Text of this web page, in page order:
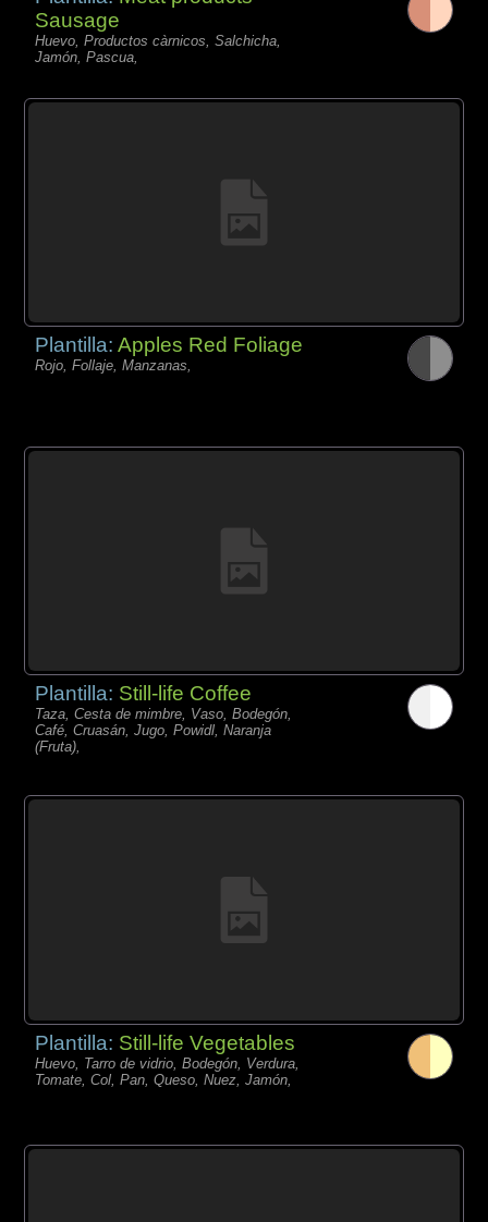
Sausage
Huevo, Productos càrnicos, Salchicha,
Jamón, Pascua,
Plantilla:Apples Red Foliage
Rojo, Follaje, Manzanas,
Plantilla: Still-life Coffee
Taza, Cesta de mimbre, Vaso, Bodegón,
Café, Cruasán, Jugo, Powidl, Naranja
(Fruta),
Plantilla: Still-life Vegetables
Huevo, Tarro de vidrio, Bodegón, Verdura,
Tomate, Col, Pan, Queso, Nuez, Jamón,